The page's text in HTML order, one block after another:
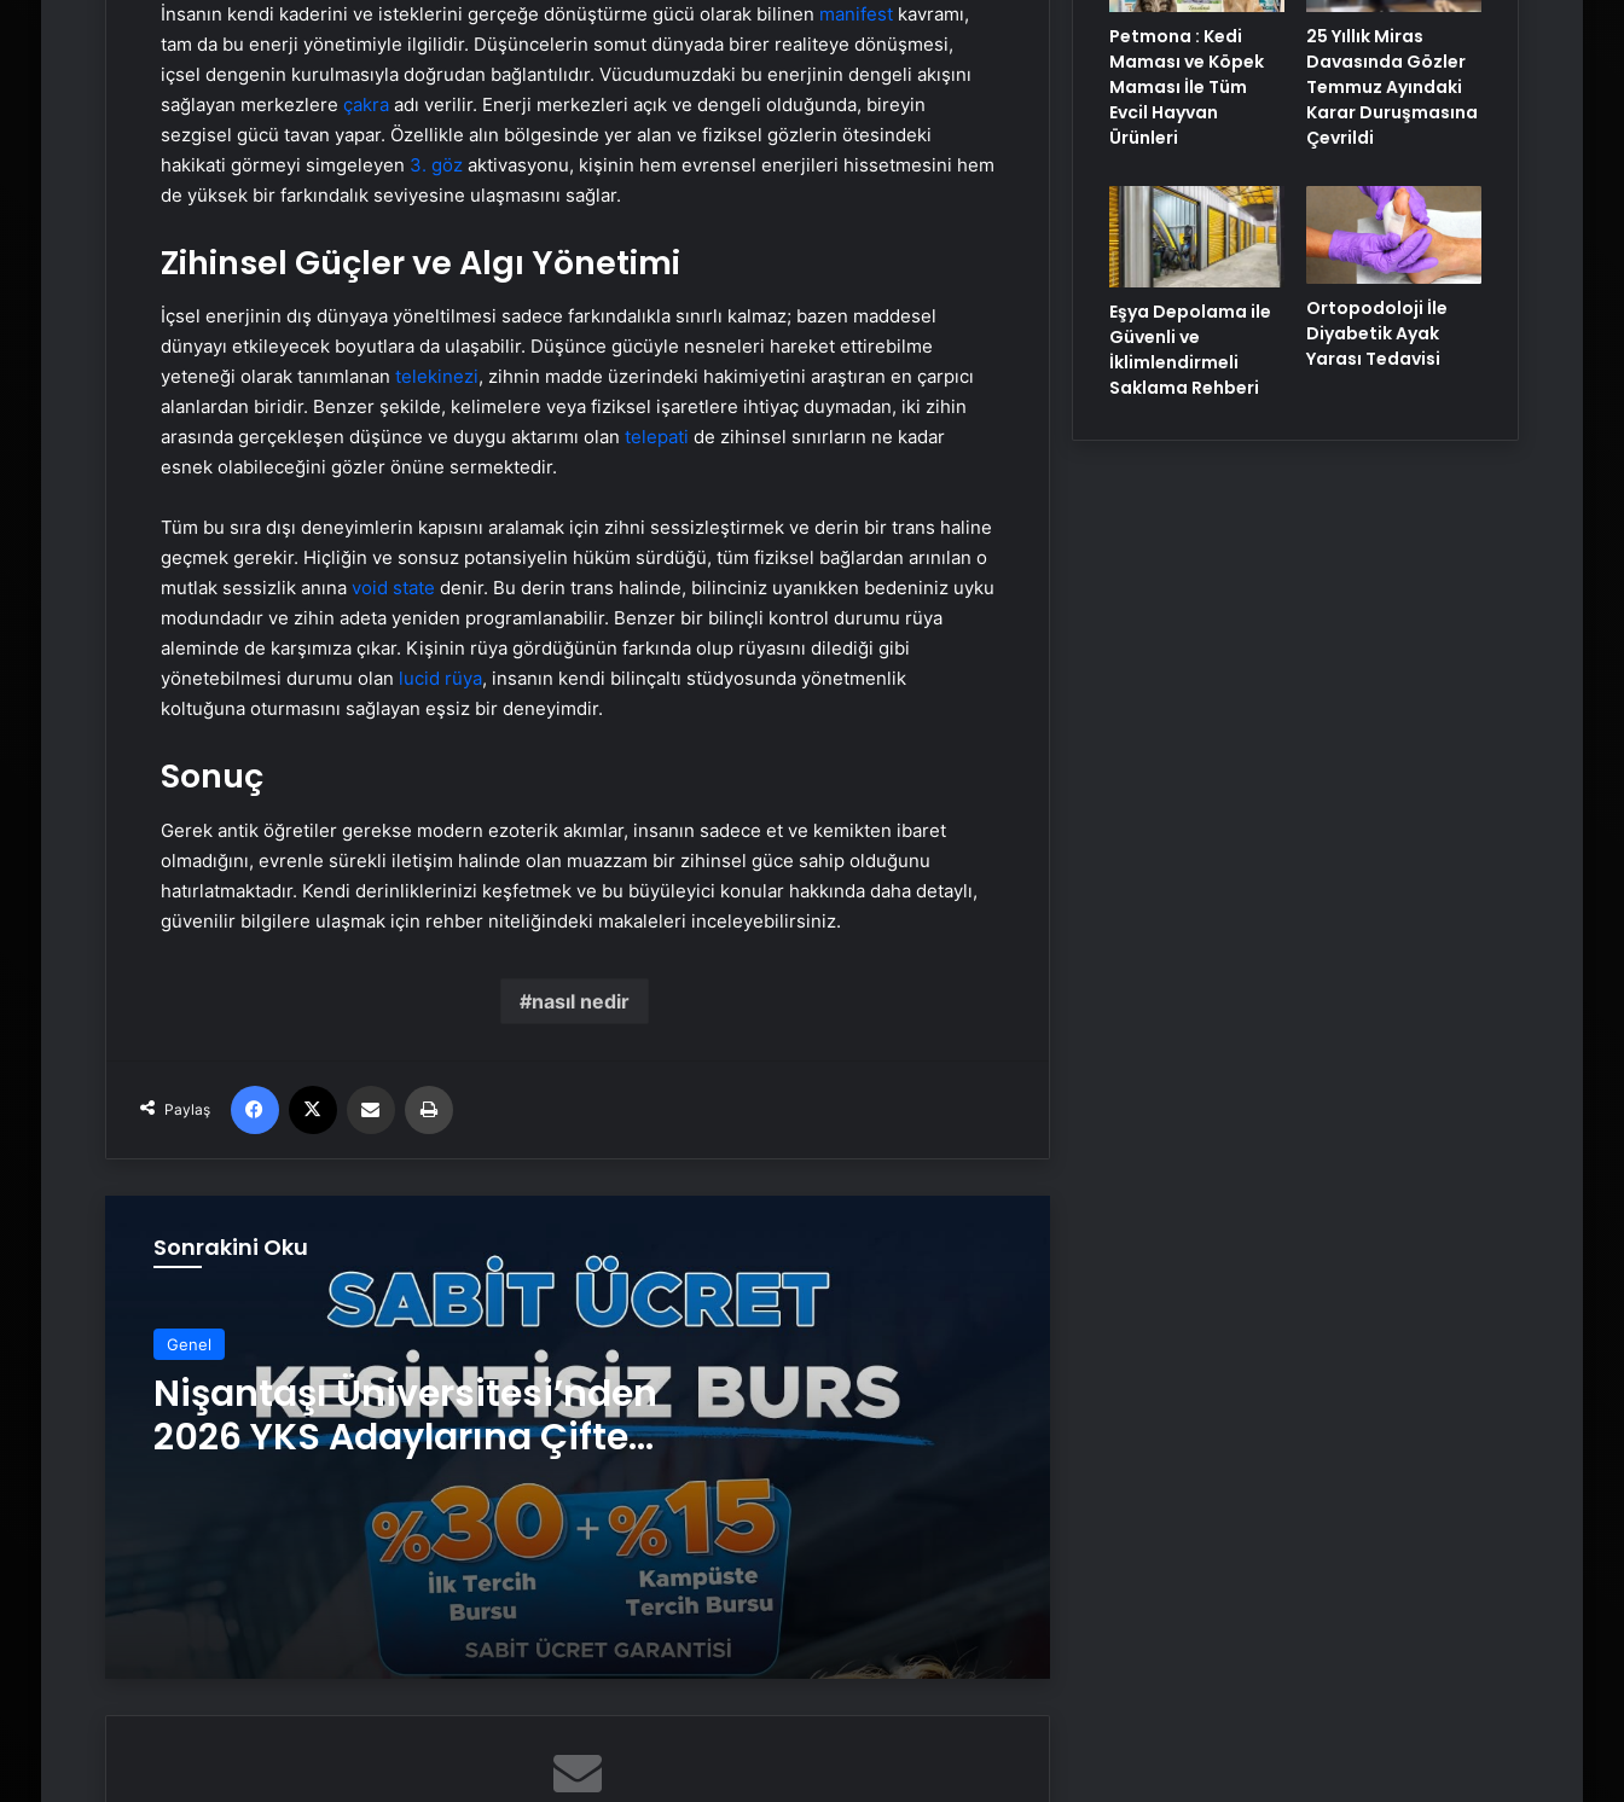
İnsanın kendi kaderini ve isteklerini gerçeğe dönüştürme gücü olarak bilinen manifestkavramı,
tam da bu enerji yönetimiyle ilgilidir. Düşüncelerin somut dünyada birer realiteye dönüşmesi,
içsel dengenin kurulmasıyla doğrudan bağlantılıdır. Vücudumuzdaki bu enerjinin dengeli akışını
sağlayan merkezlere çakraadı verilir. Enerji merkezleri açık ve dengeli olduğunda, bireyin
sezgisel gücü tavan yapar. Özellikle alın bölgesinde yer alan ve fiziksel gözlerin ötesindeki
hakikati görmeyi simgeleyen 3. gözaktivasyonu, kişinin hem evrensel enerjileri hissetmesini hem
de yüksek bir farkındalık seviyesine ulaşmasını sağlar.
Zihinsel Güçler ve Algı Yönetimi
İçsel enerjinin dış dünyaya yöneltilmesi sadece farkındalıkla sınırlı kalmaz; bazen maddesel
dünyayı etkileyecek boyutlara da ulaşabilir. Düşünce gücüyle nesneleri hareket ettirebilme
yeteneği olarak tanımlanan telekinezi, zihnin madde üzerindeki hakimiyetini araştıran en çarpıcı
alanlardan biridir. Benzer şekilde, kelimelere veya fiziksel işaretlere ihtiyaç duymadan, iki zihin
arasında gerçekleşen düşünce ve duygu aktarımı olan telepati de zihinsel sınırların ne kadar
esnek olabileceğini gözler önüne sermektedir.
Tüm bu sıra dışı deneyimlerin kapısını aralamak için zihni sessizleştirmek ve derin bir trans haline
geçmek gerekir. Hiçliğin ve sonsuz potansiyelin hüküm sürdüğü, tüm fiziksel bağlardan arınılan o
mutlak sessizlik anına void state denir. Bu derin trans halinde, bilinciniz uyanıkken bedeniniz uyku
modundadır ve zihin adeta yeniden programlanabilir. Benzer bir bilinçli kontrol durumu rüya
aleminde de karşımıza çıkar. Kişinin rüya gördüğünün farkında olup rüyasını dilediği gibi
yönetebilmesi durumu olan lucid rüya, insanın kendi bilinçaltı stüdyosunda yönetmenlik
koltuğuna oturmasını sağlayan eşsiz bir deneyimdir.
Sonuç
Gerek antik öğretiler gerekse modern ezoterik akımlar, insanın sadece et ve kemikten ibaret
olmadığını, evrenle sürekli iletişim halinde olan muazzam bir zihinsel güce sahip olduğunu
hatırlatmaktadır. Kendi derinliklerinizi keşfetmek ve bu büyüleyici konular hakkında daha detaylı,
güvenilir bilgilere ulaşmak için rehber niteliğindeki makaleleri inceleyebilirsiniz.
nasıl nedir
Paylaş
Facebook Email'den paylaş
Sonrakini Oku
Genel
Nişantaşı Üniversitesi’nden
2026 YKS Adaylarına Çifte
Güvence: Sabit Ücret ve
Kesintisiz Burs
Nişantaşı Üniversitesi’nden 2026 YKS
Duruşmasına Çevrildi
İklimlendirmeli Saklama Rehberi
Ortopodoloji İle Diyabetik Ayak
Yarası Tedavisi
Reklam Ajansı, SEO Ajansı ve Web
Tasarım Ajansı
UETDS Nedir ? Uetds.com İle Akıllı
Dijital Taşımacılık Yazılımı
Bahçe Mobilyaları Seçimi için Pratik
Petmona : Kedi
Maması ve Köpek
Maması İle Tüm
Evcil Hayvan
Ürünleri
25 Yıllık Miras
Davasında Gözler
Temmuz Ayındaki
Karar Duruşmasına
Çevrildi
Eşya Depolama ile
Güvenli ve
İklimlendirmeli
Saklama Rehberi
Ortopodoloji İle
Diyabetik Ayak
Yarası Tedavisi